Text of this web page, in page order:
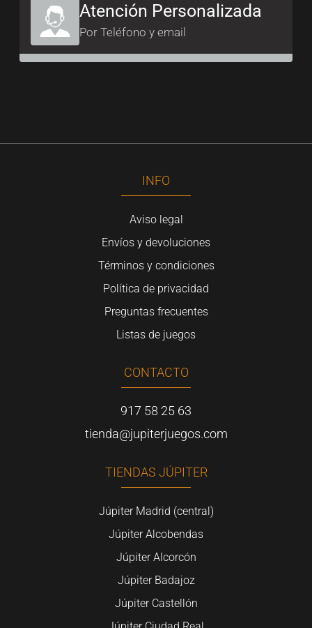
Atención Personalizada
Por Teléfono y email
INFO
Aviso legal
Envíos y devoluciones
Términos y condiciones
Política de privacidad
Preguntas frecuentes
Listas de juegos
CONTACTO
917 58 25 63
tienda@jupiterjuegos.com
TIENDAS JÚPITER
Júpiter Madrid (central)
Júpiter Alcobendas
Júpiter Alcorcón
Júpiter Badajoz
Júpiter Castellón